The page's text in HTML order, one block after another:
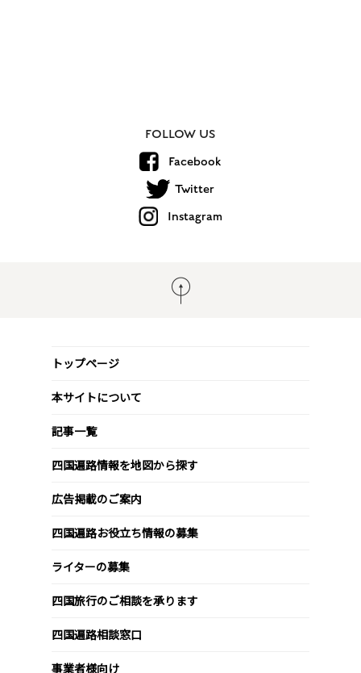
FOLLOW US
Facebook
Twitter
Instagram
トップページ
本サイトについて
記事一覧
四国遍路情報を地図から探す
広告掲載のご案内
四国遍路お役立ち情報の募集
ライターの募集
四国旅行のご相談を承ります
四国遍路相談窓口
事業者様向け